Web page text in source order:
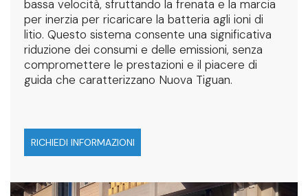
bassa velocità, sfruttando la frenata e la marcia
per inerzia per ricaricare la batteria agli ioni di
litio. Questo sistema consente una significativa
riduzione dei consumi e delle emissioni, senza
compromettere le prestazioni e il piacere di
guida che caratterizzano Nuova Tiguan.
RICHIEDI INFORMAZIONI